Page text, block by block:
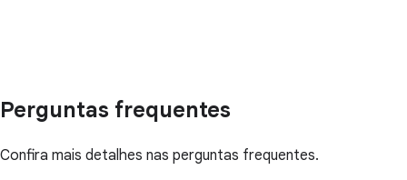
Perguntas frequentes
Confira mais detalhes nas perguntas frequentes.